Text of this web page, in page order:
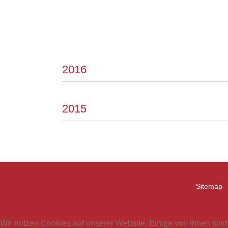
2016
2015
Sitemap
Wir nutzen Cookies auf unserer Website. Einige von ihnen